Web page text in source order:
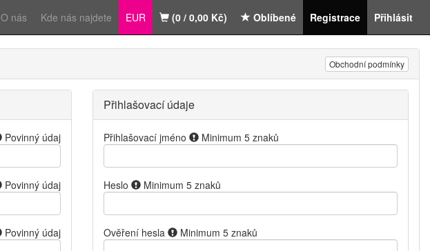
Registrace Přihlásit
O nás Kde nás najdete EUR (0 / 0,00 Kč) Oblíbené
Obchodní podmínky
Povinný údaj
Povinný údaj
Povinný údaj
Přihlašovací údaje
Přihlašovací jméno Minimum 5 znaků
Heslo Minimum 5 znaků
Ověření hesla Minimum 5 znaků